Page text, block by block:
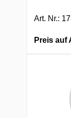
Art. Nr.:
Preis auf